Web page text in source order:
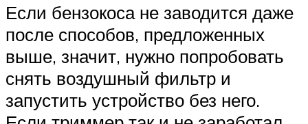
Если бензокоса не заводится даже
после способов, предложенных
выше, значит, нужно попробовать
снять воздушный фильтр и
запустить устройство без него.